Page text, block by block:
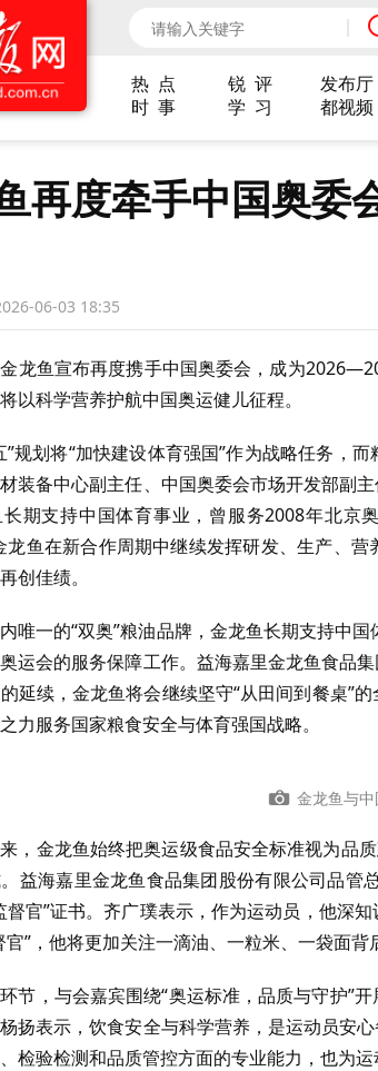
热 点 锐 评 发布厅
时 事
学 习 都视频
再度牵手中国奥委
06-03 18:35
龙鱼宣布再度携手中国奥委会，成为
以科学营养护航中国奥运健儿征程。
”规划将“加快建设体育强国”作为战略任务，
装备中心副主任、中国奥委会市场开发部副
期支持中国体育事业，曾服务2008年北京
龙鱼在新合作周期中继续发挥研发、生产、
创佳绩。
唯一的“双奥”粮油品牌，金龙鱼长期支持中
运会的服务保障工作。益海嘉里金龙鱼食品
延续，金龙鱼将会继续坚守“从田间到餐桌”
力服务国家粮食安全与体育强国战略。
金龙鱼与
，金龙鱼始终把奥运级食品安全标准视为品
益海嘉里金龙鱼食品集团股份有限公司品
督官”证书。齐广璞表示，作为运动员，他深
官”，他将更加关注一滴油、一粒米、一袋面背
节，与会嘉宾围绕“奥运标准，品质与守护”
扬表示，饮食安全与科学营养，是运动员安
检验检测和品质管控方面的专业能力，也为